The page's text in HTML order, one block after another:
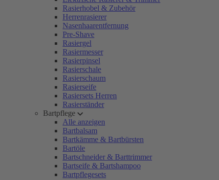
Rasierhobel & Zubehör
Herrenrasierer
Nasenhaarentfernung
Pre-Shave
Rasiergel
Rasiermesser
Rasierpinsel
Rasierschale
Rasierschaum
Rasierseife
Rasiersets Herren
Rasierständer
Bartpflege
Alle anzeigen
Bartbalsam
Bartkämme & Bartbürsten
Bartöle
Bartschneider & Barttrimmer
Bartseife & Bartshampoo
Bartpflegesets